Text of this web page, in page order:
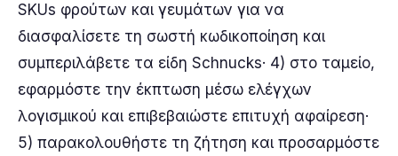
SKUs φρούτων και γευμάτων για να
διασφαλίσετε τη σωστή κωδικοποίηση και
συμπεριλάβετε τα είδη Schnucks· 4) στο ταμείο,
εφαρμόστε την έκπτωση μέσω ελέγχων
λογισμικού και επιβεβαιώστε επιτυχή αφαίρεση·
5) παρακολουθήστε τη ζήτηση και προσαρμόστε